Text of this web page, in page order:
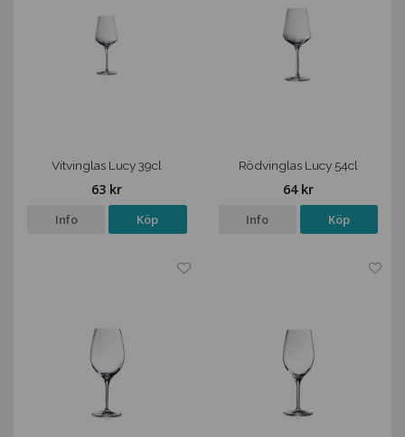
Vitvinglas Lucy 39cl
63 kr
Info Köp
Rödvinglas Lucy 54cl
64 kr
Info Köp